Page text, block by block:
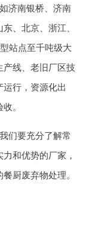
济南银桥、济南
、北京、浙江、
站点至千吨级大
产线、老旧厂区技
行，资源化出
。
们要充分了解常
和优势的厂家，
厨废弃物处理。